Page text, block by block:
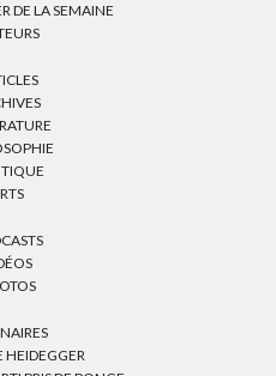
DE LA SEMAINE
HEIDEGGER